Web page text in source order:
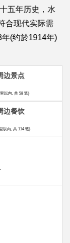
五年历史，水
合现代实际需
(约於1914年)
边景点
以内, 共 58 笔)
边餐饮
以内, 共 114 笔)